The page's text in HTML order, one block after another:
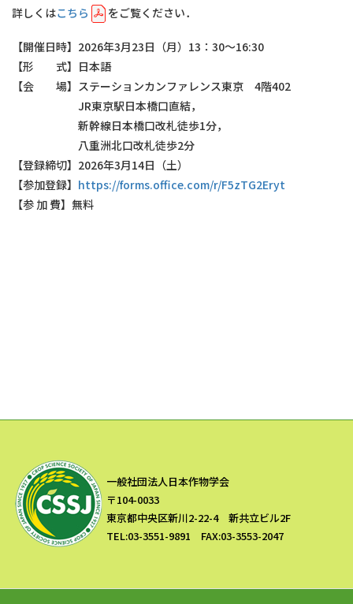
詳しくはこちら をご覧ください．
【開催日時】2026年3月23日（月）13：30～16:30
【形 式】日本語
【会 場】ステーションカンファレンス東京 4階402
JR東京駅日本橋口直結，
新幹線日本橋口改札徒歩1分，
八重洲北口改札徒歩2分
【登録締切】2026年3月14日（土）
【参加登録】 https://forms.office.com/r/F5zTG2Eryt
【参 加 費】無料
一般社団法人日本作物学会
〒104-0033
東京都中央区新川2-22-4 新共立ビル2F
TEL:03-3551-9891 FAX:03-3553-2047